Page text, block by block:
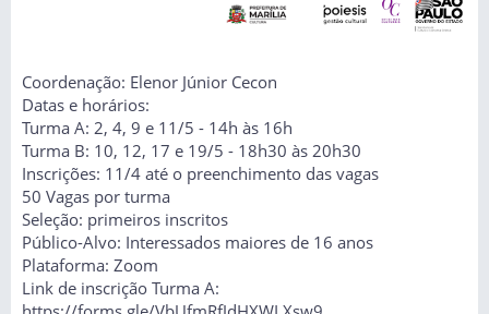
Coordenação: Elenor Júnior Cecon
Datas e horários:
Turma A: 2, 4, 9 e 11/5 - 14h às 16h
Turma B: 10, 12, 17 e 19/5 - 18h30 às 20h30
Inscrições: 11/4 até o preenchimento das vagas
50 Vagas por turma
Seleção: primeiros inscritos
Público-Alvo: Interessados maiores de 16 anos
Plataforma: Zoom
Link de inscrição Turma A: